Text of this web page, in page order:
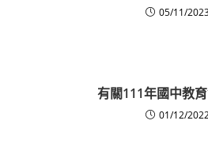
05/11/
有關111年國中教
01/12/